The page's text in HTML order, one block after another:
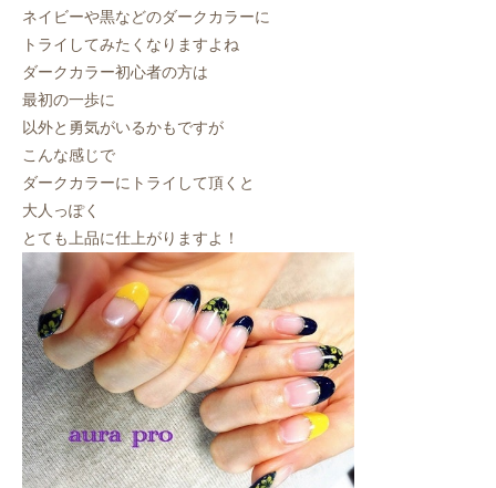
ネイビーや黒などのダークカラーに
トライしてみたくなりますよね
ダークカラー初心者の方は
最初の一歩に
以外と勇気がいるかもですが
こんな感じで
ダークカラーにトライして頂くと
大人っぽく
とても上品に仕上がりますよ！